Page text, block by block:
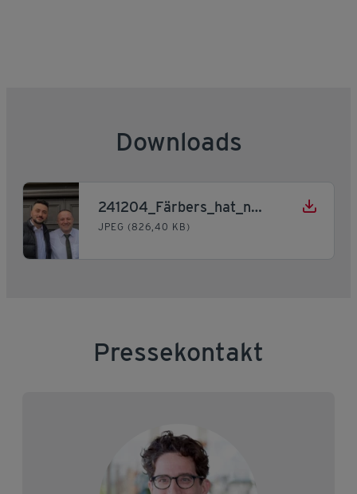
Downloads
241204_Färbers_hat_neuen_Pächter
JPEG (826,40 KB)
Pressekontakt